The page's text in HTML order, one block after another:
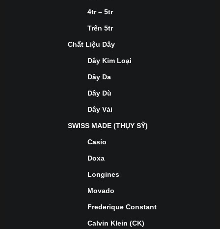
4tr – 5tr
Trên 5tr
Chất Liệu Dây
Dây Kim Loại
Dây Da
Dây Dù
Dây Vải
SWISS MADE (THỤY SỸ)
Casio
Doxa
Longines
Movado
Frederique Constant
Calvin Klein (CK)